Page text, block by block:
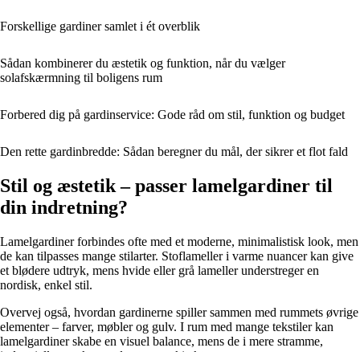
Forskellige gardiner samlet i ét overblik
Sådan kombinerer du æstetik og funktion, når du vælger
solafskærmning til boligens rum
Forbered dig på gardinservice: Gode råd om stil, funktion og budget
Den rette gardinbredde: Sådan beregner du mål, der sikrer et flot fald
Stil og æstetik – passer lamelgardiner til
din indretning?
Lamelgardiner forbindes ofte med et moderne, minimalistisk look, men
de kan tilpasses mange stilarter. Stoflameller i varme nuancer kan give
et blødere udtryk, mens hvide eller grå lameller understreger en
nordisk, enkel stil.
Overvej også, hvordan gardinerne spiller sammen med rummets øvrige
elementer – farver, møbler og gulv. I rum med mange tekstiler kan
lamelgardiner skabe en visuel balance, mens de i mere stramme,